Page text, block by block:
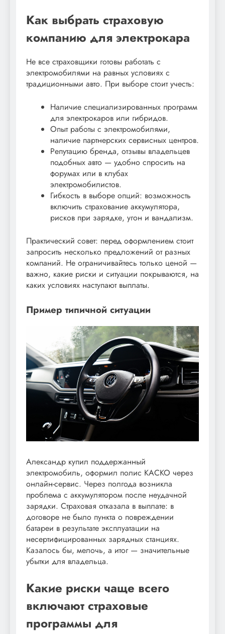
Как выбрать страховую
компанию для электрокара
Не все страховщики готовы работать с
электромобилями на равных условиях с
традиционными авто. При выборе стоит учесть:
Наличие специализированных программ
для электрокаров или гибридов.
Опыт работы с электромобилями,
наличие партнерских сервисных центров.
Репутацию бренда, отзывы владельцев
подобных авто — удобно спросить на
форумах или в клубах
электромобилистов.
Гибкость в выборе опций: возможность
включить страхование аккумулятора,
рисков при зарядке, угон и вандализм.
Практический совет: перед оформлением стоит
запросить несколько предложений от разных
компаний. Не ограничивайтесь только ценой —
важно, какие риски и ситуации покрываются, на
каких условиях наступают выплаты.
Пример типичной ситуации
Александр купил поддержанный
электромобиль, оформил полис КАСКО через
онлайн-сервис. Через полгода возникла
проблема с аккумулятором после неудачной
зарядки. Страховая отказала в выплате: в
договоре не было пункта о повреждении
батареи в результате эксплуатации на
несертифицированных зарядных станциях.
Казалось бы, мелочь, а итог — значительные
убытки для владельца.
Какие риски чаще всего
включают страховые
программы для